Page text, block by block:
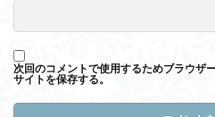
次回のコメントで使用するためブラウザ
サイトを保存する。